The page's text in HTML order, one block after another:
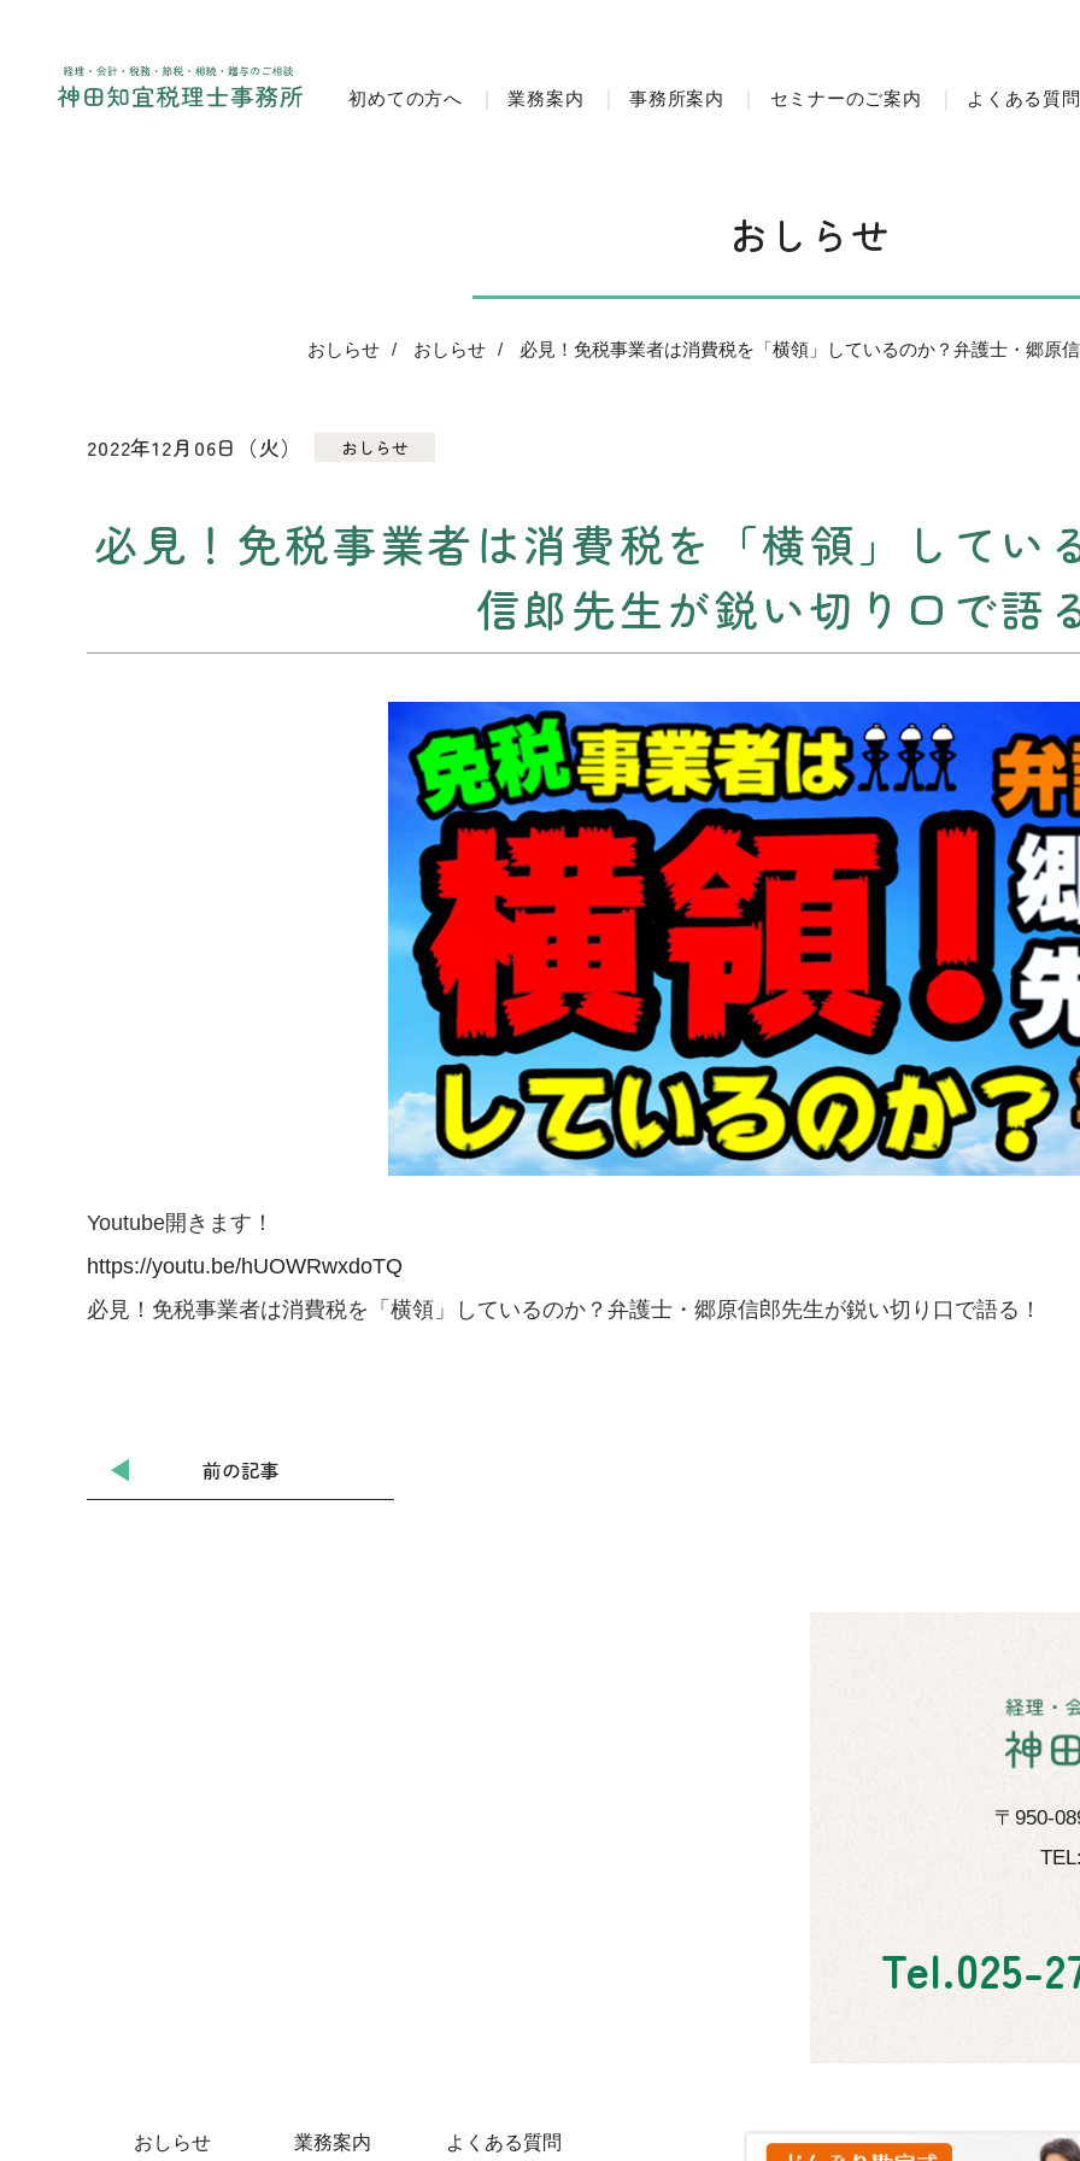
初めての方へ 業務案内 事務所案内 セミナーのご案内 よくある質問
おしらせ
おしらせ おしらせ 必見！免税事業者は消費税を「横領」しているのか？弁護士・郷原
2022年12月06日（火） おしらせ
必見！免税事業者は消費税を「横領」してい
信郎先生が鋭い切り口で語
Youtube開きます！
https://youtu.be/hUOWRwxdoTQ
必見！免税事業者は消費税を「横領」しているのか？弁護士・郷原信郎先生が鋭い切り口で語る！
前の記事
〒950-
Tel.025-
おしらせ 業務案内 よくある質問